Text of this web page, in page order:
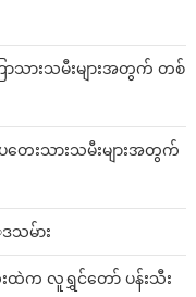
ာသားသမီးများအတွက် တစ်
တေးသားသမီးများအတွက်
သမ်ား
ထဲက လူရွှင်တော် ပန်းသီး